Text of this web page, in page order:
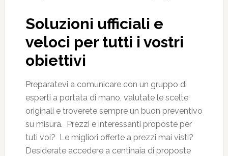
Soluzioni ufficiali e
veloci per tutti i vostri
obiettivi
Preparatevi a comunicare con un gruppo di
esperti a portata di mano, valutate le scelte
originali e troverete sempre un buon preventivo
su misura. Prezzi e interessanti proposte per
tuti voi? Le migliori offerte a prezzi mai visti?
Desiderate accedere a centinaia di proposte